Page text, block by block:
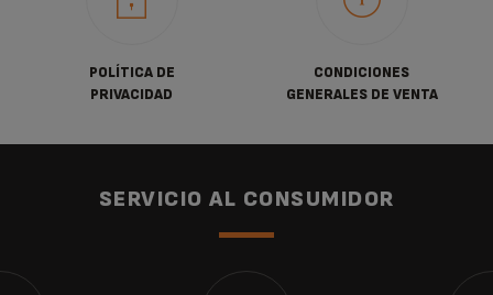
POLÍTICA DE
PRIVACIDAD
CONDICIONES
GENERALES DE VENTA
SERVICIO AL CONSUMIDOR